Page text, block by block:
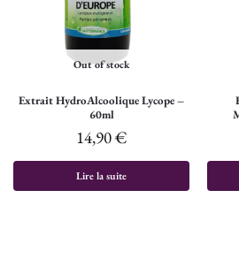
Out of stock
Extrait HydroAlcoolique Lycope –
60ml
14,90€
Lire la suite